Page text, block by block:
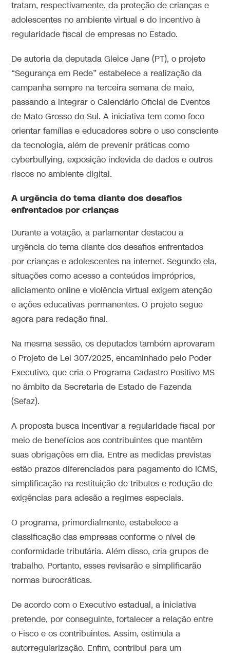
tratam, respectivamente, da proteção de crianças e
adolescentes no ambiente virtual e do incentivo à
regularidade fiscal de empresas no Estado.
De autoria da deputada Gleice Jane (PT), o projeto
“Segurança em Rede” estabelece a realização da
campanha sempre na terceira semana de maio,
passando a integrar o Calendário Oficial de Eventos
de Mato Grosso do Sul. A iniciativa tem como foco
orientar famílias e educadores sobre o uso consciente
da tecnologia, além de prevenir práticas como
cyberbullying, exposição indevida de dados e outros
riscos no ambiente digital.
A urgência do tema diante dos desafios
enfrentados por crianças
Durante a votação, a parlamentar destacou a
urgência do tema diante dos desafios enfrentados
por crianças e adolescentes na internet. Segundo ela,
situações como acesso a conteúdos impróprios,
aliciamento online e violência virtual exigem atenção
e ações educativas permanentes. O projeto segue
agora para redação final.
Na mesma sessão, os deputados também aprovaram
o Projeto de Lei 307/2025, encaminhado pelo Poder
Executivo, que cria o Programa Cadastro Positivo MS
no âmbito da Secretaria de Estado de Fazenda
(Sefaz).
A proposta busca incentivar a regularidade fiscal por
meio de benefícios aos contribuintes que mantêm
suas obrigações em dia. Entre as medidas previstas
estão prazos diferenciados para pagamento do ICMS,
simplificação na restituição de tributos e redução de
exigências para adesão a regimes especiais.
O programa, primordialmente, estabelece a
classificação das empresas conforme o nível de
conformidade tributária. Além disso, cria grupos de
trabalho. Portanto, esses revisarão e simplificarão
normas burocráticas.
De acordo com o Executivo estadual, a iniciativa
pretende, por conseguinte, fortalecer a relação entre
o Fisco e os contribuintes. Assim, estimula a
autorregularização. Enfim, contribui para um